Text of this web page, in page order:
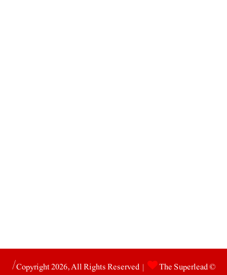
© Copyright 2026, All Rights Reserved |
The Superlead/